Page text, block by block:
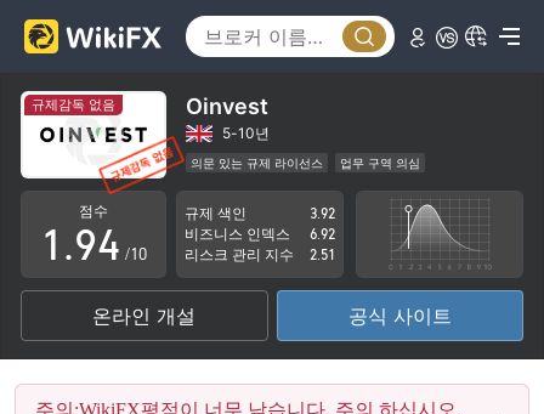
규제감독 없음 Oinvest
5-10년
의문 있는 규제 라이선스
업무 구역 의심
잠재적 위험성이 높음
점수
0
1
2
3
4
.
5
6
7
8
9
0
1
2
3
4
5
6
7
/10
규제 색인
3.92
비즈니스 인덱스
6.92
리스크 관리 지수
2.51
온라인 개설 공식 사이트
주의:WikiFX평점이 너무 낮습니다, 주의 하십시오.